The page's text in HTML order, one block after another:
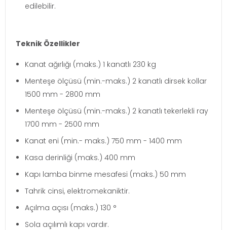
edilebilir.
Teknik Özellikler
Kanat ağırlığı (maks.) 1 kanatlı 230 kg
Menteşe ölçüsü (min.-maks.) 2 kanatlı dirsek kollar
1500 mm - 2800 mm
Menteşe ölçüsü (min.-maks.) 2 kanatlı tekerlekli ray
1700 mm - 2500 mm
Kanat eni (min.- maks.) 750 mm - 1400 mm
Kasa derinliği (maks.) 400 mm
Kapı lamba binme mesafesi (maks.) 50 mm
Tahrik cinsi, elektromekaniktir.
Açılma açısı (maks.) 130 °
Sola açılımlı kapı vardır.